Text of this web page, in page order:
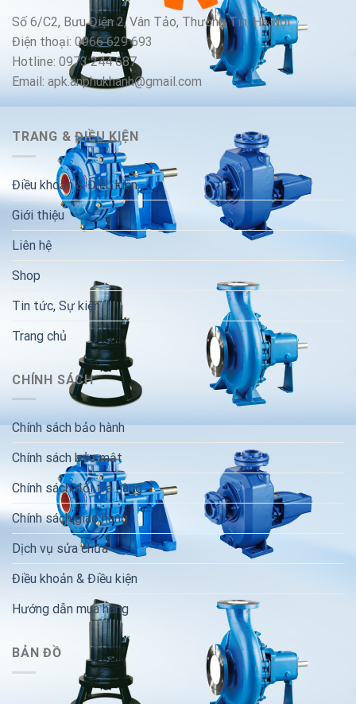
Số 6/C2, Bưu Điện 2, Vân Tảo, Thường Tín, Hà Nội
Điện thoại: 0966 629 693
Hotline: 0973 244 687
Email: apk.anphukhanh@gmail.com
TRANG & ĐIỀU KIỆN
Điều khoản & Điều kiện
Giới thiệu
Liên hệ
Shop
Tin tức, Sự kiện
Trang chủ
CHÍNH SÁCH
Chính sách bảo hành
Chính sách bảo mật
Chính sách đổi trả hàng
Chính sách giao hàng
Dịch vụ sửa chữa
Điều khoản & Điều kiện
Hướng dẫn mua hàng
BẢN ĐỒ